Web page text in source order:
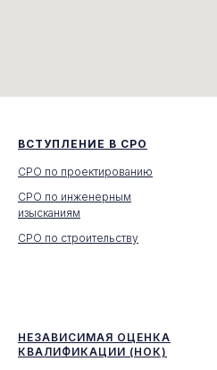
ВСТУПЛЕНИЕ В СРО
СРО по проектированию
СРО по инженерным
изысканиям
СРО по строительству
НЕЗАВИСИМАЯ ОЦЕНКА
КВАЛИФИКАЦИИ (НОК)